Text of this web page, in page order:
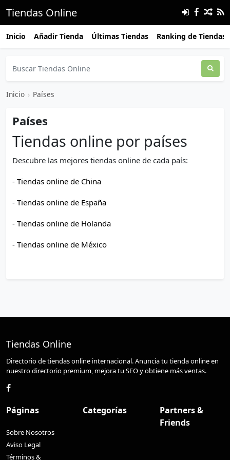
Tiendas Online
Inicio Añadir Tienda Últimas Tiendas Ranking de Tiendas
Inicio › Países
Países
Tiendas online por países
Descubre las mejores tiendas online de cada país:
- Tiendas online de China
- Tiendas online de España
- Tiendas online de Holanda
- Tiendas online de México
Tiendas Online
Directorio de tiendas online internacional. Anuncia tu tienda online en
nuestro directorio premium, mejora tu SEO y obtiene más ventas.
Páginas
Sobre Nosotros
Aviso Legal
Términos &
Categorías
Partners &
Friends